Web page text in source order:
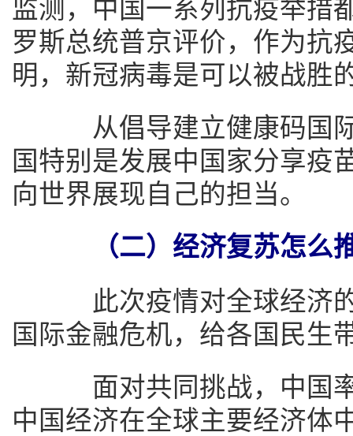
监测，中国一系列抗疫举措
罗斯总统普京评价，作为抗
明，新冠病毒是可以被战胜
从倡导建立健康码国际
国特别是发展中国家分享疫
向世界展现自己的担当。
（二）经济复苏怎么
此次疫情对全球经济的
国际金融危机，给各国民生
面对共同挑战，中国率
中国经济在全球主要经济体